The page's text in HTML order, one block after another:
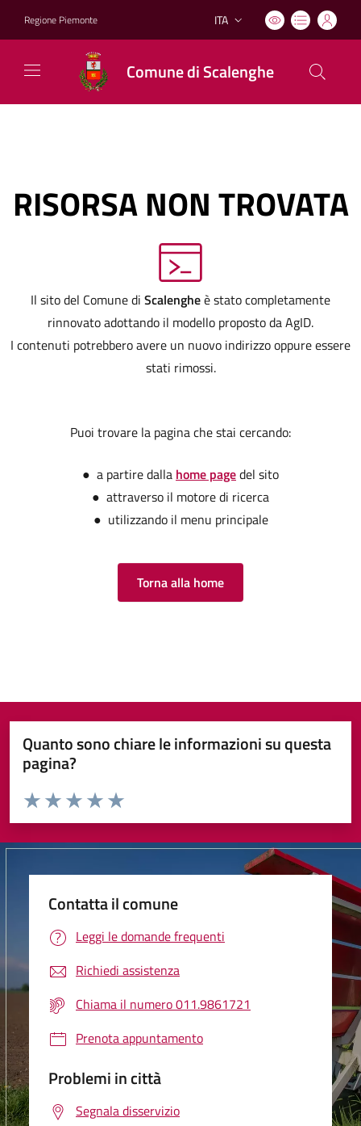
Regione Piemonte Lingua attiva:
ITA
Comune di Scalenghe
RISORSA NON TROVATA
Il sito del Comune di Scalengheè stato completamente
rinnovato adottando il modello proposto da AgID.
I contenuti potrebbero avere un nuovo indirizzo oppure essere
stati rimossi.
Puoi trovare la pagina che stai cercando:
● a partire dalla home pagedel sito
● attraverso il motore di ricerca
● utilizzando il menu principale
Torna alla home
Quanto sono chiare le informazioni su questa
pagina?
Valuta da 1 a 5 stelle la pagina
Valuta 5 stelle su 5
Valuta 4 stelle su 5
Valuta 3 stelle su 5
Valuta 2 stelle su 5
Valuta 1 stelle su 5
Contatta il comune
Leggi le domande frequenti
Richiedi assistenza
Chiama il numero 011.9861721
Prenota appuntamento
Problemi in città
Segnala disservizio